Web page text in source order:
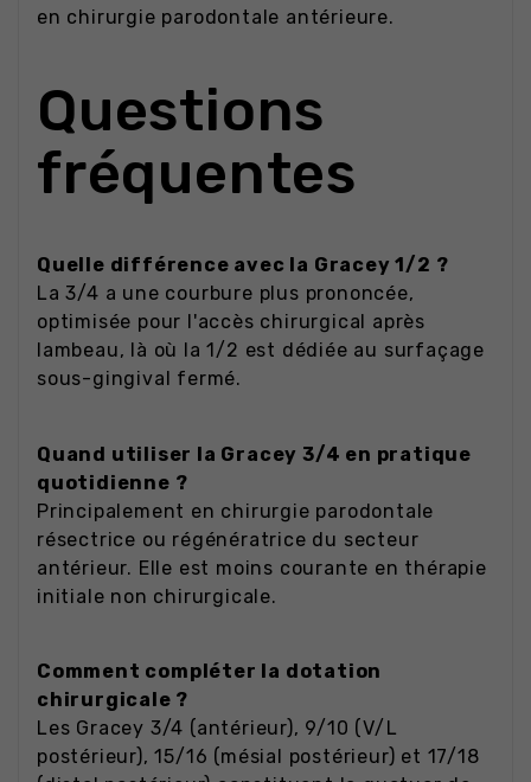
en chirurgie parodontale antérieure.
Questions
fréquentes
Quelle différence avec la Gracey 1/2 ?
La 3/4 a une courbure plus prononcée,
optimisée pour l'accès chirurgical après
lambeau, là où la 1/2 est dédiée au surfaçage
sous-gingival fermé.
Quand utiliser la Gracey 3/4 en pratique
quotidienne ?
Principalement en chirurgie parodontale
résectrice ou régénératrice du secteur
antérieur. Elle est moins courante en thérapie
initiale non chirurgicale.
Comment compléter la dotation
chirurgicale ?
Les Gracey 3/4 (antérieur), 9/10 (V/L
postérieur), 15/16 (mésial postérieur) et 17/18